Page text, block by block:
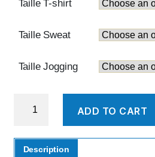
Taille T-shirt
Taille Sweat
Taille Jogging
Junior
ADD TO CART
Description